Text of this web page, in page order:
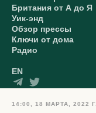
Британия от А до Я
Уик-энд
Обзор прессы
Ключи от дома
Радио
EN
14:00, 18 МАРТА, 2022 Г.